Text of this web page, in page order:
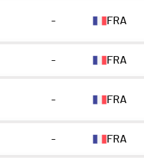
- FRA
- FRA
- FRA
- FRA